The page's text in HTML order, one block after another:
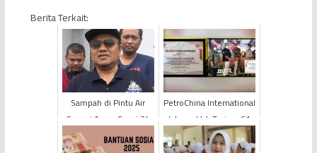
Berita Terkait:
Sampah di Pintu Air
Sungai Asam Capai 24
Ton Per Bulan
PetroChina International
Jabung Ltd. Terima 61
Bidang dari Kantor